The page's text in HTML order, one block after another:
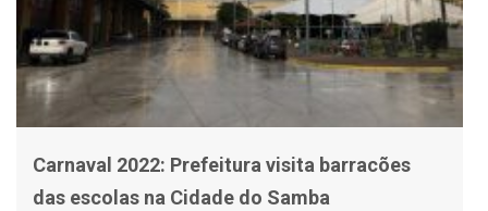
Carnaval 2022: Prefeitura visita barracões
das escolas na Cidade do Samba